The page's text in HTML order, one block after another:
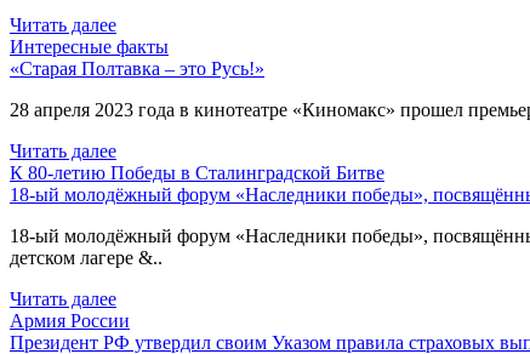
Читать далее
Интересные факты
«Старая Полтавка – это Русь!»
28 апреля 2023 года в кинотеатре «Киномакс» прошел
Читать далее
К 80-летию Победы в Сталинградской Битве
18-ый молодёжный форум «Наследники победы»,
18-ый молодёжный форум «Наследники победы»,
детском лагере &..
Читать далее
Армия России
Президент РФ утвердил своим Указом правила страховых